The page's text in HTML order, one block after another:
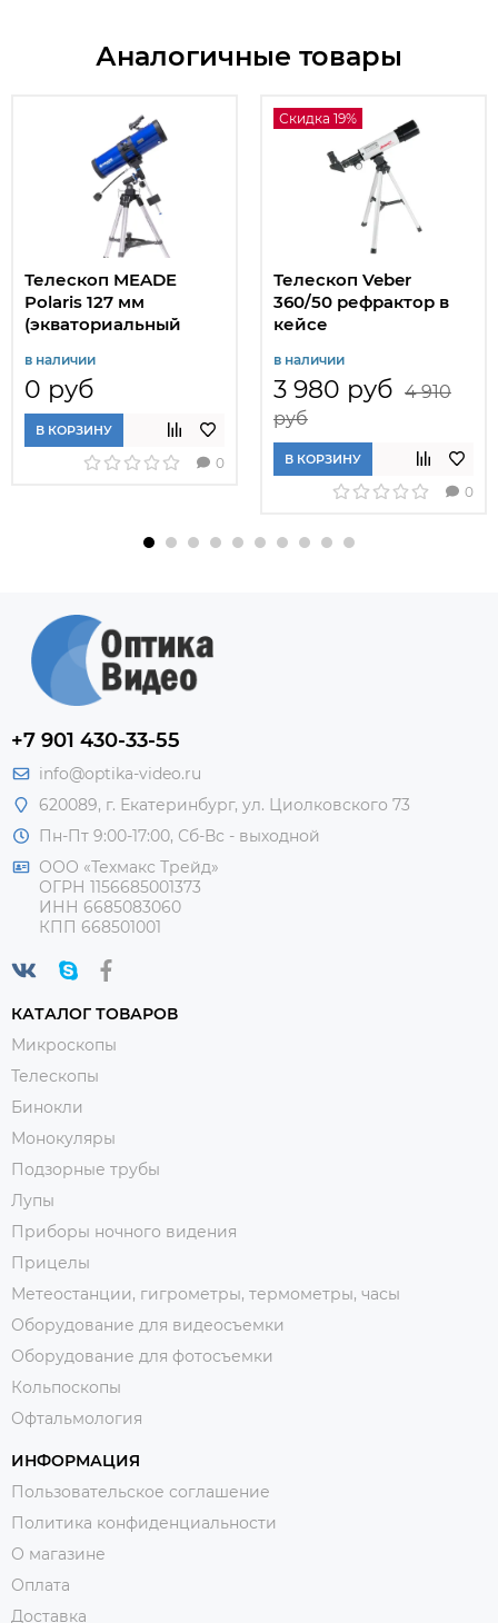
Аналогичные товары
Телескоп MEADE
Polaris 127 мм
(экваториальный
в наличии
0 руб
В КОРЗИНУ
0
Скидка 19%
Телескоп Veber
360/50 рефрактор в
кейсе
в наличии
3 980 руб 4 910
руб
В КОРЗИНУ
0
+7 901 430-33-55
info@optika-video.ru
620089, г. Екатеринбург, ул. Циолковского 73
Пн-Пт 9:00-17:00, Сб-Вс - выходной
ООО «Техмакс Трейд»
ОГРН 1156685001373
ИНН 6685083060
КПП 668501001
КАТАЛОГ ТОВАРОВ
Микроскопы
Телескопы
Бинокли
Монокуляры
Подзорные трубы
Лупы
Приборы ночного видения
Прицелы
Метеостанции, гигрометры, термометры, часы
Оборудование для видеосъемки
Оборудование для фотосъемки
Кольпоскопы
Офтальмология
ИНФОРМАЦИЯ
Пользовательское соглашение
Политика конфиденциальности
О магазине
Оплата
Доставка